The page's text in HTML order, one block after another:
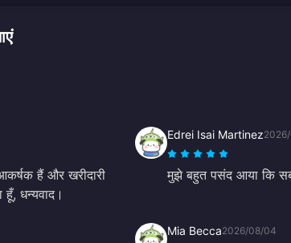
हैं और खरीदारी
धन्यवाद।
Edrei Isai Martinez
मुझे बहुत पसंद आया कि
Mia Becca2026/08/04